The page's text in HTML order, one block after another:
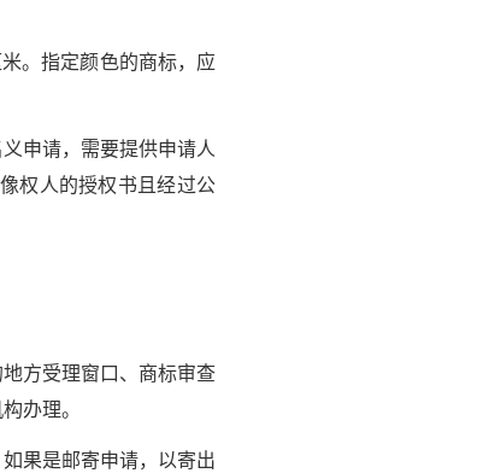
。指定颜色的商标，应
申请，需要提供申请人
权人的授权书且经过公
方受理窗口、商标审查
办理。
果是邮寄申请，以寄出